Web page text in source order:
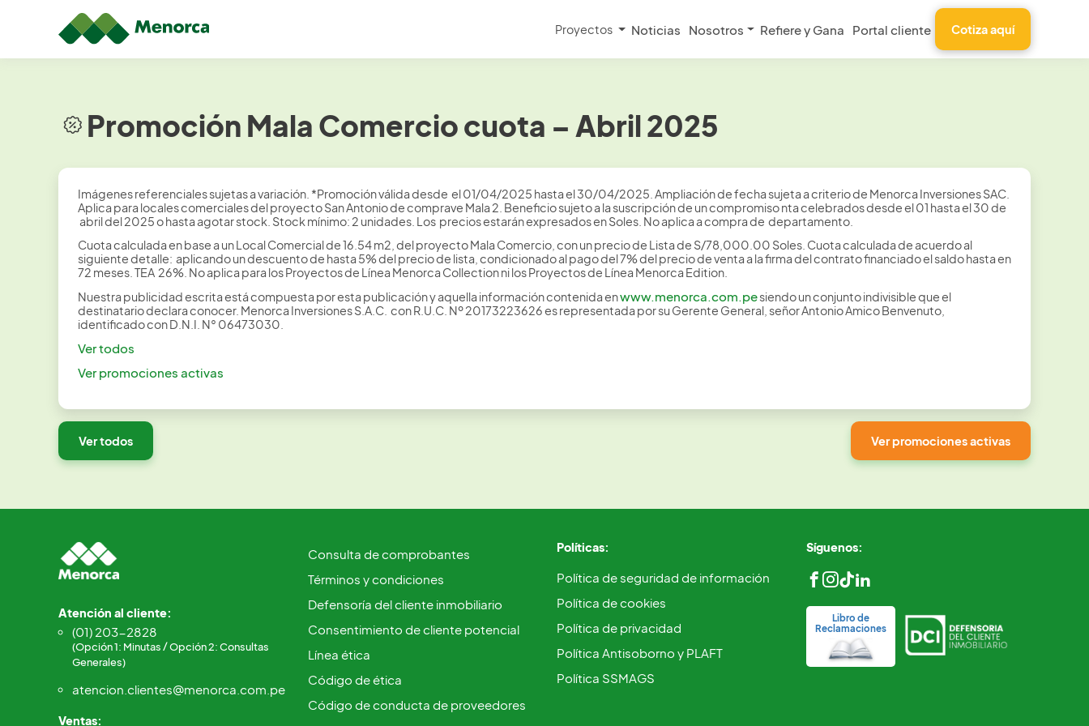
Proyectos Noticias Nosotros Refiere y Gana Portal cliente Cotiza aquí
Promoción Mala Comercio cuota – Abril 2025
Imágenes referenciales sujetas a variación. *Promoción válida desde el 01/04/2025 hasta el 30/04/2025. Ampliación de fecha sujeta a criterio de Menorca Inversiones SAC.
Aplica para locales comerciales del proyecto San Antonio de comprave Mala 2. Beneficio sujeto a la suscripción de un compromiso nta celebrados desde el 01 hasta el 30 de
abril del 2025 o hasta agotar stock. Stock mínimo: 2 unidades. Los precios estarán expresados en Soles. No aplica a compra de departamento.
Cuota calculada en base a un Local Comercial de 16.54 m2, del proyecto Mala Comercio, con un precio de Lista de S/78,000.00 Soles. Cuota calculada de acuerdo al
siguiente detalle: aplicando un descuento de hasta 5% del precio de lista, condicionado al pago del 7% del precio de venta a la firma del contrato financiado el saldo hasta en
72 meses. TEA 26%. No aplica para los Proyectos de Línea Menorca Collection ni los Proyectos de Línea Menorca Edition.
Nuestra publicidad escrita está compuesta por esta publicación y aquella información contenida enwww.menorca.com.pesiendo un conjunto indivisible que el
destinatario declara conocer. Menorca Inversiones S.A.C. con R.U.C. Nº 20173223626 es representada por su Gerente General, señor Antonio Amico Benvenuto,
identificado con D.N.I. N° 06473030.
Ver todos
Ver promociones activas
Ver todos Ver promociones activas
Atención al cliente:
(01) 203-2828
(Opción 1: Minutas / Opción 2: Consultas
Generales)
atencion.clientes@menorca.com.pe
Ventas:
Consulta de comprobantes
Términos y condiciones
Defensoría del cliente inmobiliario
Consentimiento de cliente potencial
Línea ética
Código de ética
Código de conducta de proveedores
Políticas:
Política de seguridad de información
Política de cookies
Política de privacidad
Política Antisoborno y PLAFT
Política SSMAGS
Síguenos:
Libro de
Reclamaciones